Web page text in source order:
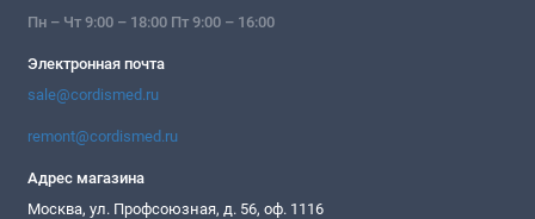
Пн – Чт 9:00 – 18:00 Пт 9:00 – 16:00
Электронная почта
sale@cordismed.ru
remont@cordismed.ru
Адрес магазина
Москва, ул. Профсоюзная, д. 56, оф. 1116